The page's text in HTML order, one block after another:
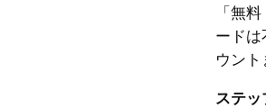
「無
ード
ウント
ステッ